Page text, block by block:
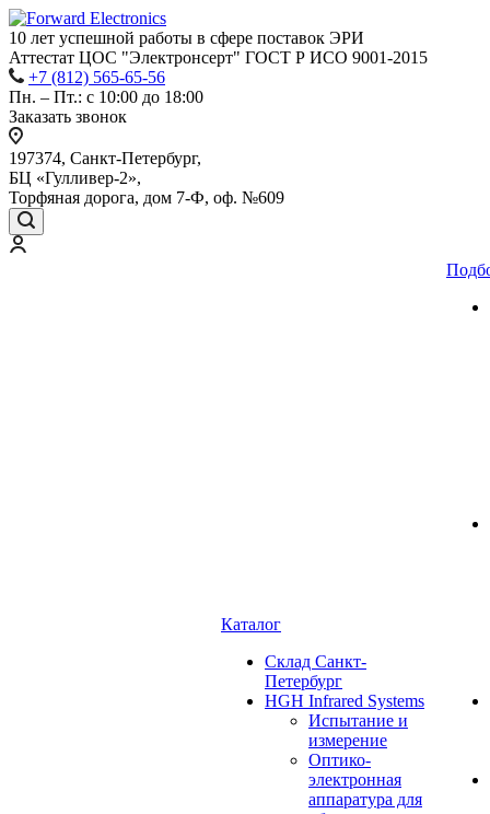
10 лет успешной работы в сфере поставок ЭРИ
Аттестат ЦОС "Электронсерт" ГОСТ Р ИСО 9001-2015
+7 (812) 565-65-56
Пн. – Пт.: с 10:00 до 18:00
Заказать звонок
197374, Санкт-Петербург,
БЦ «Гулливер-2»,
Торфяная дорога, дом 7-Ф, оф. №609
Каталог
Cклад Санкт-
Петербург
HGH Infrared Systems
Испытание и
измерение
Оптико-
электронная
аппаратура для